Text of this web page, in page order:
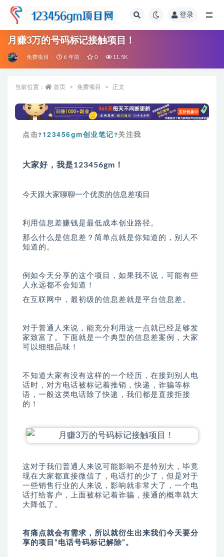
登录
月赚3万的号码标记接触项目！
免费项目 6 年前 0 11.5K
当前位置： 首页 免费项目 正文
点击? 123456gm创业笔记?关注我
大家好，我是123456gm！
今天跟大家聊聊一个优质的信息差项目
利用信息差赚钱是最低成本创业路径。
那么什么是信息差？简单点就是你知道的，别人不
知道的。
例如今天分享的这个项目，如果我不说，可能有些
人永远都不会知道！
在互联网中，最初级的信息差就是平台信息差。
对于普通人来说，能充分利用这一点就已经足够发
家致富了。下面就是一个典型的信息差案例，大家
可以细细品味！
不知道大家有没有这样的一个经历，在接到别人电
话时，对方电话被标记着推销，快递，诈骗等标
语，一般这类电话除了快递，我们都是直接拒接
的！
这对于我们普通人来说可能影响不是特别大，毕竟
现在大家都直接微信了，电话打的少了，但是对于
一些销售行业的人来说，影响就非常大了，一个电
话打给客户，上面被标记着诈骗，接通的概率就大
大降低了。
有痛点就会有需求，所以就衍生出来我们今天要分
享的项目“电话号码标记解除”。